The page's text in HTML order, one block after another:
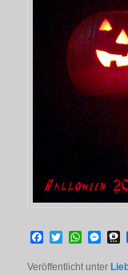
Facebook
Twitter
Veröffentlicht unter